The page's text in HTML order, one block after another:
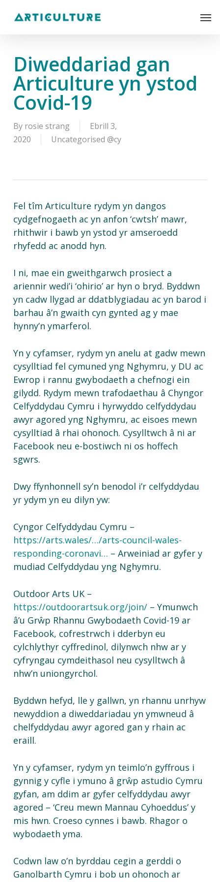
Diweddariad gan
Articulture yn ystod
Covid-19
By rosie strang
Ebrill 3,
2020
Uncategorised @cy
Fel tîm Articulture rydym yn dangos
cydgefnogaeth ac yn anfon ‘cwtsh’ mawr,
rhithwir i bawb yn ystod yr amseroedd
rhyfedd ac anodd hyn.
I ni, mae ein gweithgarwch prosiect a
ariennir wedi’i ‘ohirio’ ar hyn o bryd. Byddwn
yn cadw llygad ar ddatblygiadau ac yn barod i
barhau â’n gwaith cyn gynted ag y mae
hynny’n ymarferol.
Yn y cyfamser, rydym yn anelu at gadw mewn
cysylltiad fel cymuned yng Nghymru, y DU ac
Ewrop i rannu gwybodaeth a chefnogi ein
gilydd. Rydym mewn trafodaethau â Chyngor
Celfyddydau Cymru i hyrwyddo celfyddydau
awyr agored yng Nghymru, ac eisoes mewn
cysylltiad â rhai ohonoch. Cysylltwch â ni ar
Facebook neu e-bostiwch ni os hoffech
sgwrs.
Dwy ffynhonnell sy’n benodol i’r celfyddydau
yr ydym yn eu dilyn yw:
Cyngor Celfyddydau Cymru –
https://arts.wales/…/arts-council-wales-
responding-coronavi… – Arweiniad ar gyfer y
mudiad Celfyddydau yng Nghymru.
Outdoor Arts UK –
https://outdoorartsuk.org/join/– Ymunwch
â’u Grŵp Rhannu Gwybodaeth Covid-19 ar
Facebook, cofrestrwch i dderbyn eu
cylchlythyr cyffredinol, dilynwch nhw ar y
cyfryngau cymdeithasol neu cysylltwch â
nhw’n uniongyrchol.
Byddwn hefyd, lle y gallwn, yn rhannu unrhyw
newyddion a diweddariadau yn ymwneud â
chelfyddydau awyr agored gan y rhain ac
eraill.
Yn y cyfamser, rydym yn teimlo’n gyffrous i
gynnig y cyfle i ymuno â grŵp astudio Cymru
gyfan, am ddim ar gyfer celfyddydau awyr
agored – ‘Creu mewn Mannau Cyhoeddus’ y
mis hwn. Croeso cynnes i bawb. Rhagor o
wybodaeth yma.
Codwn law o’n byrddau cegin a gerddi o
Ganolbarth Cymru i bob un ohonoch ar